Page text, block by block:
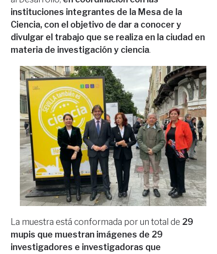
instituciones integrantes de la Mesa de la
Ciencia, con el objetivo de dar a conocer y
divulgar el trabajo que se realiza en la ciudad en
materia de investigación y ciencia.
La muestra está conformada por un total de 29
mupis que muestran imágenes de 29
investigadores e investigadoras que